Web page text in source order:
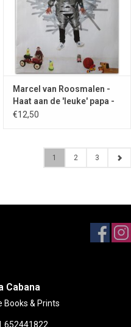
Marcel van Roosmalen -
Haat aan de 'leuke' papa -
2016
€12,50
1 2 3
Cabana
Books & Prints
652441822